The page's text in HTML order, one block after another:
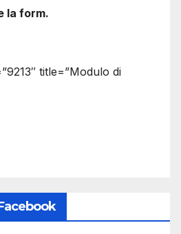
la form.
title=”Modulo di